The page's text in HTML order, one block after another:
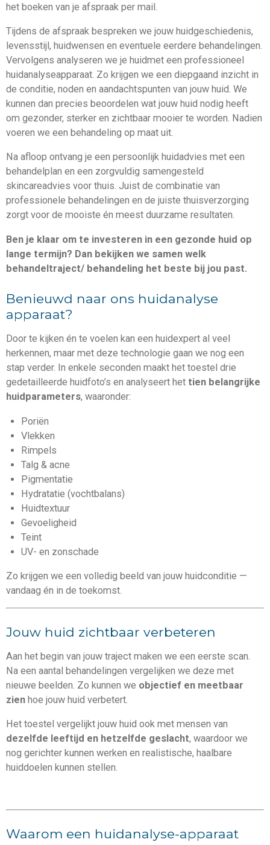
het boeken van je afspraak per mail.
Tijdens de afspraak bespreken we jouw huidgeschiedenis,
levensstijl, huidwensen en eventuele eerdere behandelingen.
Vervolgens analyseren we je huidmet een professioneel
huidanalyseapparaat. Zo krijgen we een diepgaand inzicht in
de conditie, noden en aandachtspunten van jouw huid. We
kunnen dan precies beoordelen wat jouw huid nodig heeft
om gezonder, sterker en zichtbaar mooier te worden. Nadien
voeren we een behandeling op maat uit.
Na afloop ontvang je een persoonlijk huidadvies met een
behandelplan en een zorgvuldig samengesteld
skincareadvies voor thuis. Juist de combinatie van
professionele behandelingen en de juiste thuisverzorging
zorgt voor de mooiste én meest duurzame resultaten.
Ben je klaar om te investeren in een gezonde huid op
lange termijn? Dan bekijken we samen welk
behandeltraject/ behandeling het beste bij jou past.
Benieuwd naar ons huidanalyse
apparaat?
Door te kijken én te voelen kan een huidexpert al veel
herkennen, maar met deze technologie gaan we nog een
stap verder. In enkele seconden maakt het toestel drie
gedetailleerde huidfoto’s en analyseert het tien belangrijke
huidparameters, waaronder:
Poriën
Vlekken
Rimpels
Talg & acne
Pigmentatie
Hydratatie (vochtbalans)
Huidtextuur
Gevoeligheid
Teint
UV- en zonschade
Zo krijgen we een volledig beeld van jouw huidconditie —
vandaag én in de toekomst.
Jouw huid zichtbaar verbeteren
Aan het begin van jouw traject maken we een eerste scan.
Na een aantal behandelingen vergelijken we deze met
nieuwe beelden. Zo kunnen we objectief en meetbaar
zien hoe jouw huid verbetert.
Het toestel vergelijkt jouw huid ook met mensen van
dezelfde leeftijd en hetzelfde geslacht, waardoor we
nog gerichter kunnen werken en realistische, haalbare
huiddoelen kunnen stellen.
Waarom een huidanalyse-apparaat